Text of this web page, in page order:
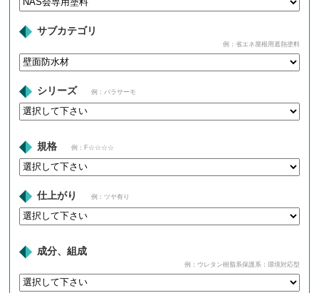
サブカテゴリ
例：省エネ屋根用遮熱塗料
シリーズ 例：パラサーモ
規格 例：F☆☆☆☆
仕上がり 例：ツヤ有り
成分、組成
例：ウレタン樹脂系保護系：環境対応型